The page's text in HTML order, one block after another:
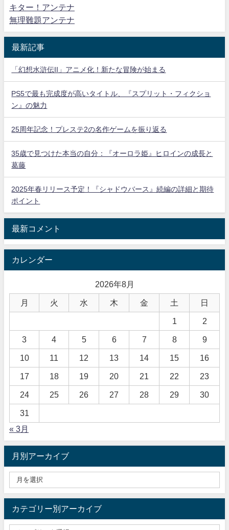
キター！アンテナ
無理難題アンテナ
最新記事
「幻想水滸伝II」アニメ化！新たな冒険が始まる
PS5で最も完成度が高いタイトル、『スプリット・フィクショ
ン』の魅力
25周年記念！プレステ2の名作ゲームを振り返る
35歳で見つけた本当の自分：『オーロラ姫』ヒロインの成長と
葛藤
2025年春リリース予定！『シャドウバース』続編の詳細と期待
ポイント
最新コメント
カレンダー
2026年8月
月 火 水 木 金 土 日
1 2
3 4 5 6 7 8 9
10 11 12 13 14 15 16
17 18 19 20 21 22 23
24 25 26 27 28 29 30
31
« 3月
月別アーカイブ
カテゴリー別アーカイブ